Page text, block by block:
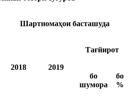
Шартномаҳои басташуда
2018 2019
Тағйирот
бо
шумора
бо
%